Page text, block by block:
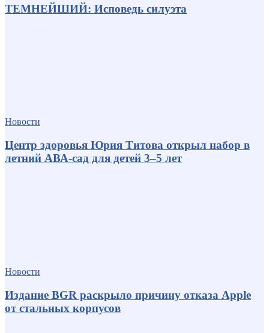
ТЕМНЕЙШИЙ: Исповедь силуэта
Новости
Центр здоровья Юрия Титова открыл набор в
летний АВА-сад для детей 3–5 лет
Новости
Издание BGR раскрыло причину отказа Apple
от стальных корпусов